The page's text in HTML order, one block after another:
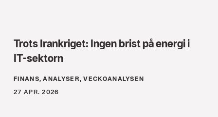
Trots Irankriget: Ingen brist på energi i
IT-sektorn
FINANS, ANALYSER, VECKOANALYSEN
27 APR. 2026